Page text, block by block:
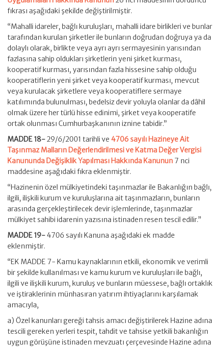
fıkrası aşağıdaki şekilde değiştirilmiştir.
“Mahalli idareler, bağlı kuruluşları, mahalli idare birlikleri ve bunlar
tarafından kurulan şirketler ile bunların doğrudan doğruya ya da
dolaylı olarak, birlikte veya ayrı ayrı sermayesinin yarısından
fazlasına sahip oldukları şirketlerin yeni şirket kurması,
kooperatif kurması, yarısından fazla hissesine sahip olduğu
kooperatiflerin yeni şirket veya kooperatif kurması, mevcut
veya kurulacak şirketlere veya kooperatiflere sermaye
katılımında bulunulması, bedelsiz devir yoluyla olanlar da dâhil
olmak üzere her türlü hisse edinimi, şirket veya kooperatife
ortak olunması Cumhurbaşkanının iznine tabidir.”
MADDE 18- 29/6/2001 tarihli ve 4706 sayılı Hazineye Ait
Taşınmaz Malların Değerlendirilmesi ve Katma Değer Vergisi
Kanununda Değişiklik Yapılması Hakkında Kanunun 7 nci
maddesine aşağıdaki fıkra eklenmiştir.
“Hazinenin özel mülkiyetindeki taşınmazlar ile Bakanlığın bağlı,
ilgili, ilişkili kurum ve kuruluşlarına ait taşınmazların, bunların
arasında gerçekleştirilecek devir işlemlerinde, taşınmazlar
mülkiyet sahibi idarenin yazısına istinaden resen tescil edilir.”
MADDE 19- 4706 sayılı Kanuna aşağıdaki ek madde
eklenmiştir.
“EK MADDE 7- Kamu kaynaklarının etkili, ekonomik ve verimli
bir şekilde kullanılması ve kamu kurum ve kuruluşları ile bağlı,
ilgili ve ilişkili kurum, kuruluş ve bunların müessese, bağlı ortaklık
ve iştiraklerinin münhasıran yatırım ihtiyaçlarını karşılamak
amacıyla,
a) Özel kanunları gereği tahsis amacı değiştirilerek Hazine adına
tescili gereken yerleri tespit, tahdit ve tahsise yetkili bakanlığın
uygun görüşüne istinaden mevzuatı çerçevesinde Hazine adına